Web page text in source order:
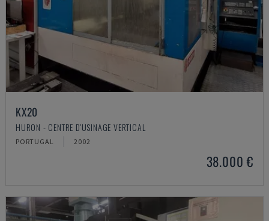
KX20
HURON - CENTRE D'USINAGE VERTICAL
PORTUGAL 2002
38.000 €